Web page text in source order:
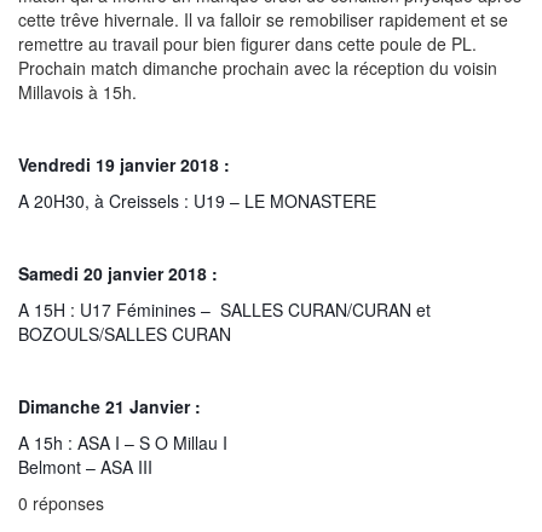
cette trêve hivernale. Il va falloir se remobiliser rapidement et se
remettre au travail pour bien figurer dans cette poule de PL.
Prochain match dimanche prochain avec la réception du voisin
Millavois à 15h.
Vendredi 19 janvier 2018 :
A 20H30, à Creissels : U19 – LE MONASTERE
Samedi 20 janvier 2018 :
A 15H : U17 Féminines – SALLES CURAN/CURAN et
BOZOULS/SALLES CURAN
Dimanche 21 Janvier :
A 15h : ASA I – S O Millau I
Belmont – ASA III
0 réponses